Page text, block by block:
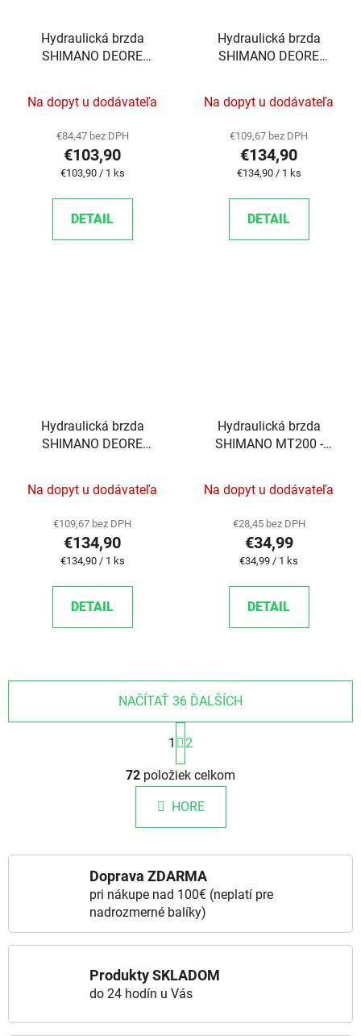
Hydraulická brzda
SHIMANO DEORE
HAD.+PLAT. G03S
Na dopyt u dodávateľa
€84,47 bez DPH
€103,90
Jednotková cena:
€103,90 / 1 ks
DETAIL
Hydraulická brzda
SHIMANO DEORE
HAD.+PLAT. D03S
Na dopyt u dodávateľa
€109,67 bez DPH
€134,90
Jednotková cena:
€134,90 / 1 ks
DETAIL
Hydraulická brzda
SHIMANO DEORE
HAD.+PLAT. D03S
Na dopyt u dodávateľa
€109,67 bez DPH
€134,90
Jednotková cena:
€134,90 / 1 ks
DETAIL
Hydraulická brzda
SHIMANO MT200 -
HAD.+PLAT
Na dopyt u dodávateľa
€28,45 bez DPH
€34,99
Jednotková cena:
€34,99 / 1 ks
DETAIL
Ovládacie prvky výpisu
NAČÍTAŤ 36 ĎALŠÍCH
1 2
72 položiek celkom
HORE
Doprava ZDARMA
pri nákupe nad 100€ (neplatí pre
nadrozmerné balíky)
Produkty SKLADOM
do 24 hodín u Vás